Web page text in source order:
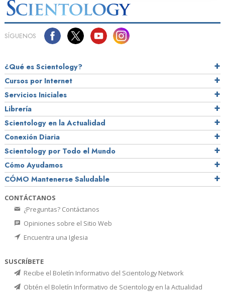
SÍGUENOS
¿Qué es Scientology?
Cursos por Internet
Servicios Iniciales
Librería
Scientology en la Actualidad
Conexión Diaria
Scientology por Todo el Mundo
Cómo Ayudamos
CÓMO Mantenerse Saludable
CONTÁCTANOS
¿Preguntas? Contáctanos
Opiniones sobre el Sitio Web
Encuentra una Iglesia
SUSCRÍBETE
Recibe el Boletín Informativo del Scientology Network
Obtén el Boletín Informativo de Scientology en la Actualidad